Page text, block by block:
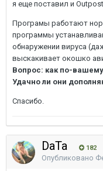
я еще поставил и
Програмы работают
программы
обнаружении вируса
выскакивает окошко
Вопрос: как по-
Удачно ли они
Спасибо.
DaTa 182
Опубликовано